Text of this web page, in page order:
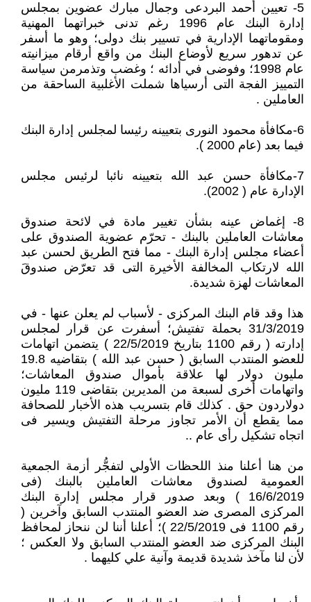
5- تعيين أحمد البردعى وجمال مبارك عضوين بمجلس
إدارة البنك عام 1996 رغم تدنى خبراتهما المهنية
ومقوماتهما الإدارية في تسيير بنك دولى؛ وهو ما أسفر
عن تدهور سريع لأوضاع البنك من واقع أرقام ميزانيته
عام 1998؛ وفوضى في أدائه ؛ وغضب وتذمرمن سياسة
التمييز الفجة التى أرسياها شملت الأغلبية الساحقة من
العاملين .
6-مكافأة محمود النورى بتعيينه رئيسا لمجلس إدارة البنك
فيما بعد (عام 2000 ).
7-مكافأة حسن عبد الله بتعيينه نائبا لرئيس مجلس
الإدارة عام ( 2002).
8- إغماض عينه بشأن تغيير مادة في لائحة صندوق
معاشات العاملين بالبنك - تحرّم عضوية الصندوق على
أعضاء مجلس إدارة البنك - مما فتح الطريق لحسن عبد
الله لارتكاب المخالفة الأخيرة التى قد تعرّض صندوقَ
المعاشات لهزة شديدة.
هذا وقد قام البنك المركزى - لأسباب لم يعلن عنها - في
31/3/2019 بحملة تفتيش؛ أسفرت عن قرار لمجلس
إدارته ( رقم 1100 بتاريخ 22/5/2019 ) يتضمن اتهامات
للعضو المنتدب السابق ( حسن عبد الله ) بتقاضيه 19.8
مليون دولار لها علاقة بأموال صندوق المعاشات؛
واتهامات أخرى لسبعة من المديرين بتقاضى 119 مليون
دولاردون حق . كذلك قام بتسريب هذه الأخبار للصحافة
مما يقطع أن الأمر تجاوز مرحلة التفتيش ويسير فى
اتجاه تشكيل رأى عام ..
من هنا أعلنا منذ اللحظات الأولي لتفجُّر أزمة الجمعية
العمومية لصندوق معاشات العاملين بالبنك (فى
16/6/2019 ) وبعد صدور قرار مجلس إدارة البنك
المركزى المصرى ضد العضو المنتدب السابق وآخرين (
رقم 1100 فى 22/5/2019 )؛ أعلنا أننا لن ننحاز لمحافظ
البنك المركزى ضد العضو المنتدب السابق ولا العكس ؛
لأن لنا مآخذ شديدة قديمة وآنية علي كليهما .